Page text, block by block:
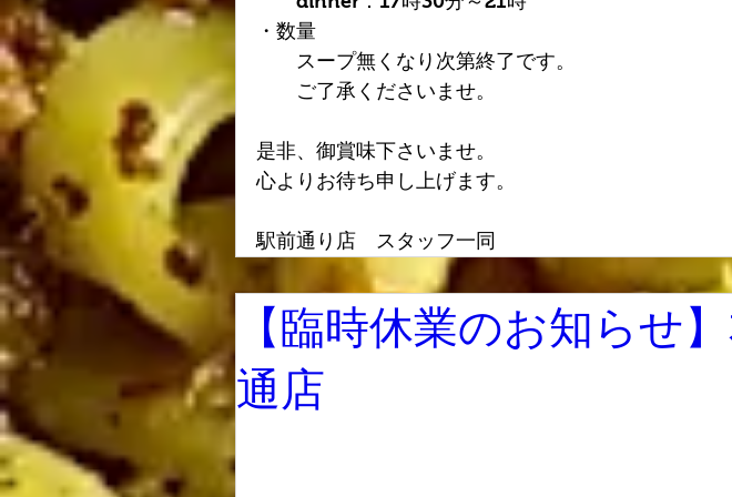
・数量
スープ無くなり次第終了です。
ご了承くださいませ。
是非、御賞味下さいませ。
心よりお待ち申し上げます。
駅前通り店　スタッフ一同
【臨時休業のお知らせ
通店